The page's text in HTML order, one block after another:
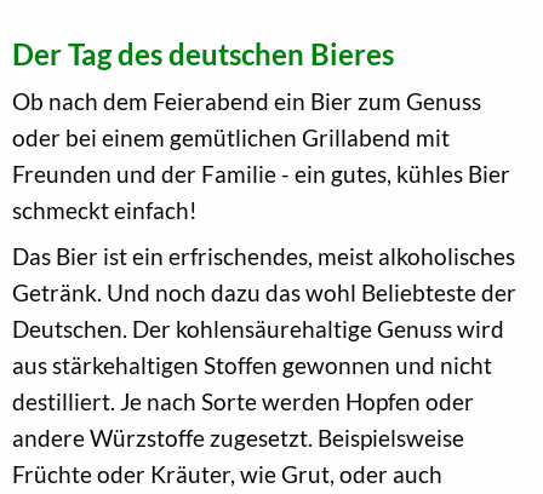
Der Tag des deutschen Bieres
Ob nach dem Feierabend ein Bier zum Genuss
oder bei einem gemütlichen Grillabend mit
Freunden und der Familie - ein gutes, kühles Bier
schmeckt einfach!
Das Bier ist ein erfrischendes, meist alkoholisches
Getränk. Und noch dazu das wohl Beliebteste der
Deutschen. Der kohlensäurehaltige Genuss wird
aus stärkehaltigen Stoffen gewonnen und nicht
destilliert. Je nach Sorte werden Hopfen oder
andere Würzstoffe zugesetzt. Beispielsweise
Früchte oder Kräuter, wie Grut, oder auch